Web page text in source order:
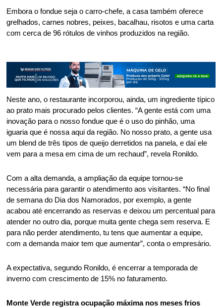
Embora o fondue seja o carro-chefe, a casa também oferece
grelhados, carnes nobres, peixes, bacalhau, risotos e uma carta
com cerca de 96 rótulos de vinhos produzidos na região.
Neste ano, o restaurante incorporou, ainda, um ingrediente típico
ao prato mais procurado pelos clientes. “A gente está com uma
inovação para o nosso fondue que é o uso do pinhão, uma
iguaria que é nossa aqui da região. No nosso prato, a gente usa
um blend de três tipos de queijo derretidos na panela, e daí ele
vem para a mesa em cima de um rechaud”, revela Ronildo.
Com a alta demanda, a ampliação da equipe tornou-se
necessária para garantir o atendimento aos visitantes. “No final
de semana do Dia dos Namorados, por exemplo, a gente
acabou até encerrando as reservas e deixou um percentual para
atender no outro dia, porque muita gente chega sem reserva. E
para não perder atendimento, tu tens que aumentar a equipe,
com a demanda maior tem que aumentar”, conta o empresário.
A expectativa, segundo Ronildo, é encerrar a temporada de
inverno com crescimento de 15% no faturamento.
Monte Verde registra ocupação máxima nos meses frios